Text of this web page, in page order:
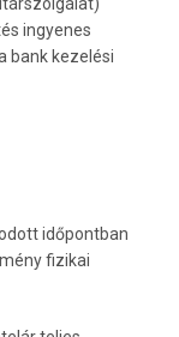
ingyenes
bank kezelési
időpontban
fizikai